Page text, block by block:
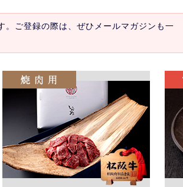
。ご登録の際は、ぜひメールマガジンも一